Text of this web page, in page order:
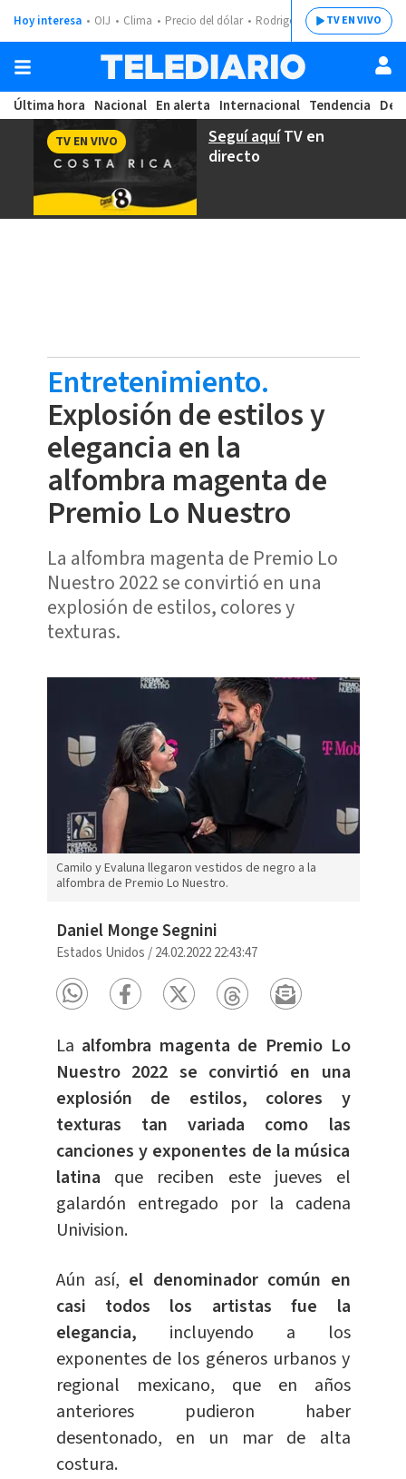
Hoy interesa OIJ Clima Precio del dólar Rodrigo ChavesTV EN VIVO
Última hora Nacional En alerta Internacional Tendencia
Seguí aquíTV en
directo
TV EN VIVO
Entretenimiento.
Explosión de estilos y
elegancia en la
alfombra magenta de
Premio Lo Nuestro
La alfombra magenta de Premio Lo
Nuestro 2022 se convirtió en una
explosión de estilos, colores y
texturas.
Camilo y Evaluna llegaron vestidos de negro a la
alfombra de Premio Lo Nuestro.
Daniel Monge Segnini
Estados Unidos /24.02.2022 22:43:47
La alfombra magenta de Premio Lo
Nuestro 2022 se convirtió en una
explosión de estilos, colores y
texturas tan variada como las
canciones y exponentes de la música
latina que reciben este jueves el
galardón entregado por la cadena
Univision.
Aún así, el denominador común en
casi todos los artistas fue la
elegancia, incluyendo a los
exponentes de los géneros urbanos y
regional mexicano, que en años
anteriores pudieron haber
desentonado, en un mar de alta
costura.